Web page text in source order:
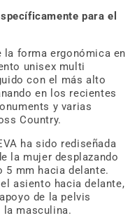
para el
la forma ergonómica en
unisex multi
con el más alto
en los recientes
y varias
Country.
ha sido rediseñada
la mujer desplazando
mm hacia delante.
asiento hacia delante,
de la pelvis
la masculina.